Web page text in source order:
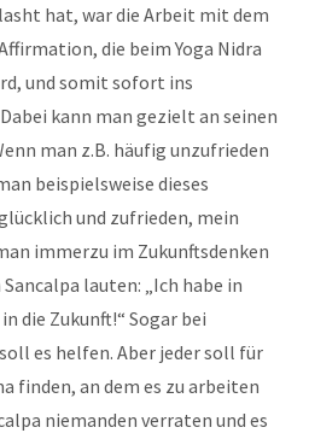
hat, war die Arbeit mit dem
die beim Yoga Nidra
und somit sofort ins
kann man gezielt an seinen
man z.B. häufig unzufrieden
beispielsweise dieses
und zufrieden, mein
immerzu im Zukunftsdenken
lauten: „Ich habe in
die Zukunft!“ Sogar bei
es helfen. Aber jeder soll für
finden, an dem es zu arbeiten
niemanden verraten und es